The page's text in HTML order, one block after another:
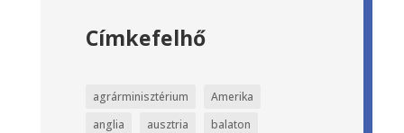
Címkefelhő
agrárminisztérium
Amerika
anglia
ausztria
balaton